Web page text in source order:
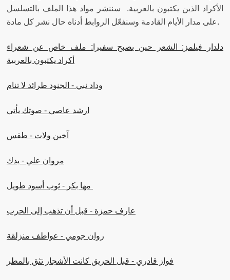
الأكراد الذين يكتبون بالعربية. سننشر مواد هذا الملف بالتسلسل
على مدار الأيام القادمة وسنفعّل الروابط أدناه حال نشر كل مادة.
دلدار فيلمز: الشعر حين يصبح سفيرا: ملف خاص عن شعراء
أكراد يكتبون بالعربية
وداد نبي - الجنود طرائد لا تنام
ارشد عاصي - صوتك يأتي
آخين ولات - طقس
مروان علي - يدك
عارف حمزة - قبل أن تذهب إلى الحرب
روان جومي - عواطف منزلقة
فواز قادري - قبل الحريق كانت الأشجار تثق بالمطر